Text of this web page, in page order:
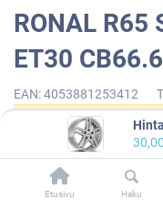
30,00
Etusivu Haku
RONAL R65
ET30 CB66.6
EAN:4053881253412
Tällä tuotteella ei
RONAL